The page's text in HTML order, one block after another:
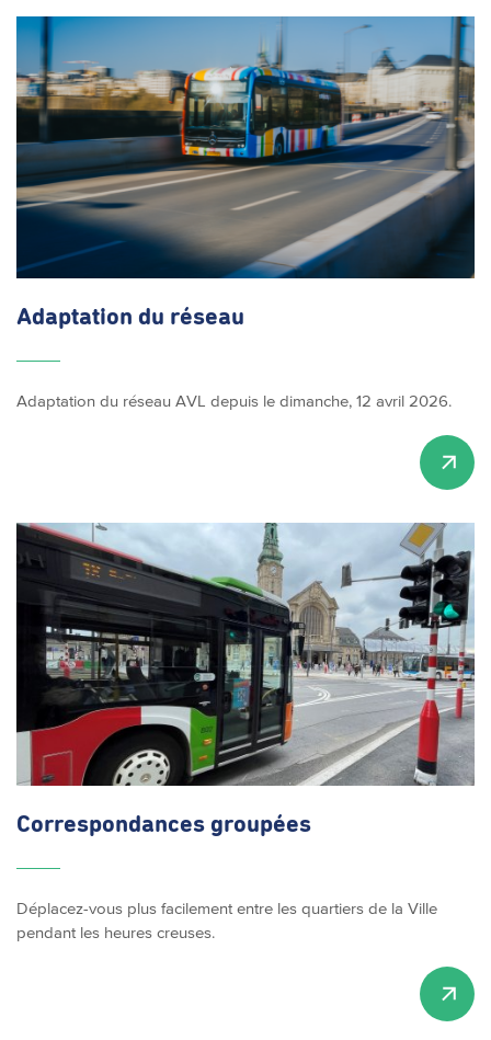
Adaptation du réseau
Adaptation du réseau AVL depuis le dimanche, 12 avril 2026.
Correspondances groupées
Déplacez-vous plus facilement entre les quartiers de la Ville
pendant les heures creuses.